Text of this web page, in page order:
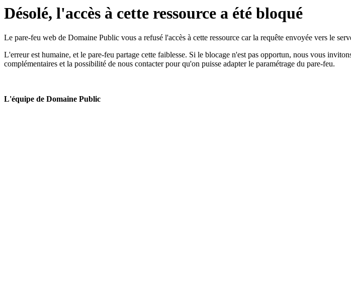
Désolé, l'accès à cette ressource a été bloqué
Le pare-feu web de Domaine Public vous a refusé l'accès à cette ressource car la requête envoyée vers le
L'erreur est humaine, et le pare-feu partage cette faiblesse. Si le blocage n'est pas opportun, nous vous
complémentaires et la possibilité de nous contacter pour qu'on puisse adapter le paramétrage du pare-feu.
L'équipe de Domaine Public